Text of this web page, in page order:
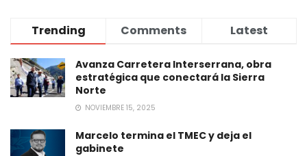
Trending Comments Latest
Avanza Carretera Interserrana, obra
estratégica que conectará la Sierra
Norte
NOVIEMBRE 15, 2025
Marcelo termina el TMEC y deja el
gabinete